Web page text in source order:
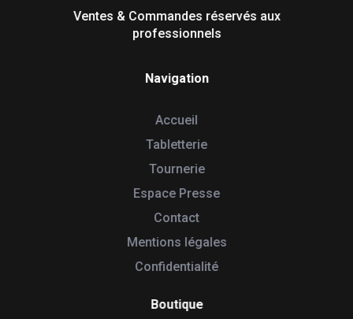
Ventes & Commandes réservés aux
professionnels
Navigation
Accueil
Tabletterie
Tournerie
Espace Presse
Contact
Mentions légales
Confidentialité
Boutique